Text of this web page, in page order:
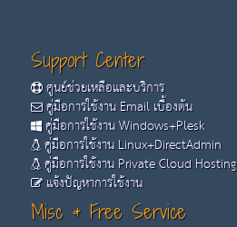
Support Center
ศูนย์ช่วยเหลือและบริการ
คู่มือการใช้งาน Email เบื้องต้น
คู่มือการใช้งาน Windows+Plesk
คู่มือการใช้งาน Linux+DirectAdmin
คู่มือการใช้งาน Private Cloud Hosting
แจ้งปัญหาการใช้งาน
Misc & Free Service